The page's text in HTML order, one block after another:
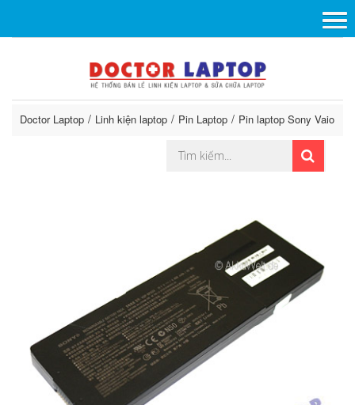
Doctor Laptop Linh kiện laptop Pin Laptop Pin laptop Sony Vaio